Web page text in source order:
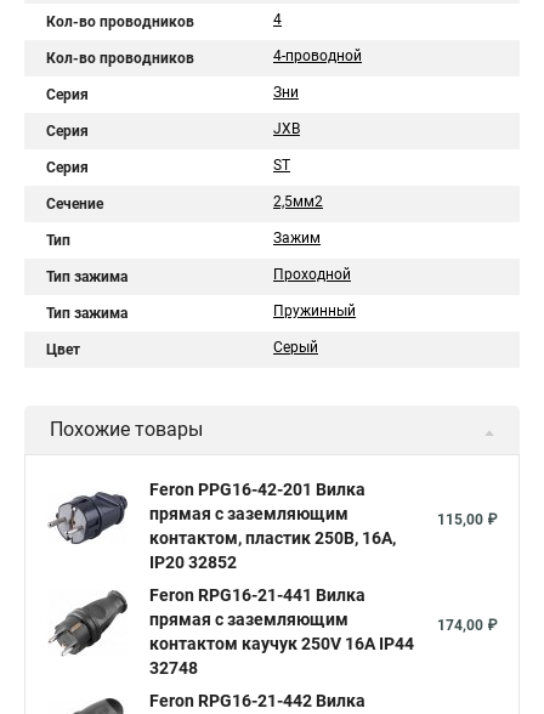
Кол-во проводников 4
Кол-во проводников 4-проводной
Серия Зни
Серия JXB
Серия ST
Сечение 2,5мм2
Тип Зажим
Тип зажима Проходной
Тип зажима Пружинный
Цвет Серый
Похожие товары
Feron PPG16-42-201 Вилка
прямая с заземляющим
контактом, пластик 250В, 16A,
IP20 32852
115,00 ₽
Feron RPG16-21-441 Вилка
прямая с заземляющим
контактом каучук 250V 16A IP44
32748
174,00 ₽
Feron RPG16-21-442 Вилка